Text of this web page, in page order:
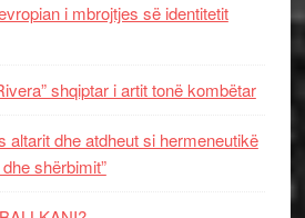
i mbrojtjes së identitetit
shqiptar i artit tonë kombëtar
altarit dhe atdheut si hermeneutikë
shërbimit”